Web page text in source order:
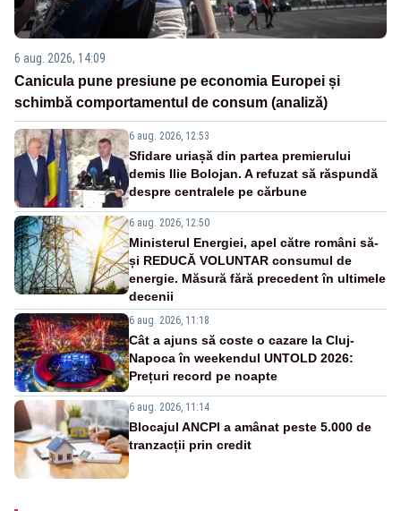
6 aug. 2026, 14:09
Canicula pune presiune pe economia Europei și
schimbă comportamentul de consum (analiză)
6 aug. 2026, 12:53
Sfidare uriașă din partea premierului
demis Ilie Bolojan. A refuzat să răspundă
despre centralele pe cărbune
6 aug. 2026, 12:50
Ministerul Energiei, apel către români să-
și REDUCĂ VOLUNTAR consumul de
energie. Măsură fără precedent în ultimele
decenii
6 aug. 2026, 11:18
Cât a ajuns să coste o cazare la Cluj-
Napoca în weekendul UNTOLD 2026:
Prețuri record pe noapte
6 aug. 2026, 11:14
Blocajul ANCPI a amânat peste 5.000 de
tranzacții prin credit